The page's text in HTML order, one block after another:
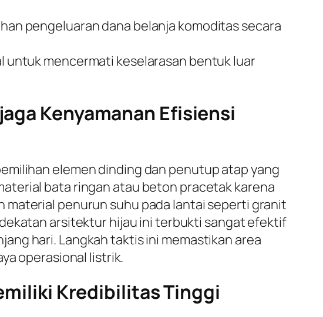
pengeluaran dana belanja komoditas secara
untuk mencermati keselarasan bentuk luar
Kenyamanan Efisiensi
elemen dinding dan penutup atap yang
bata ringan atau beton pracetak karena
material penurun suhu pada lantai seperti granit
arsitektur hijau ini terbukti sangat efektif
hari. Langkah taktis ini memastikan area
operasional listrik.
Kredibilitas Tinggi